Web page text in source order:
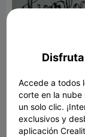
Accede a todos
corte en la nube
un solo clic.
exclusivos y
aplicación